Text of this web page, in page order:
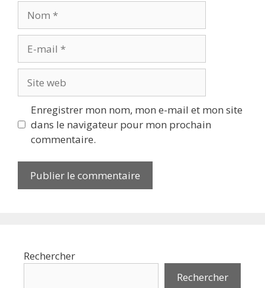
mail
web
Enregistrer mon nom, mon e-mail et mon site
dans le navigateur pour mon prochain
commentaire.
Rechercher
Rechercher